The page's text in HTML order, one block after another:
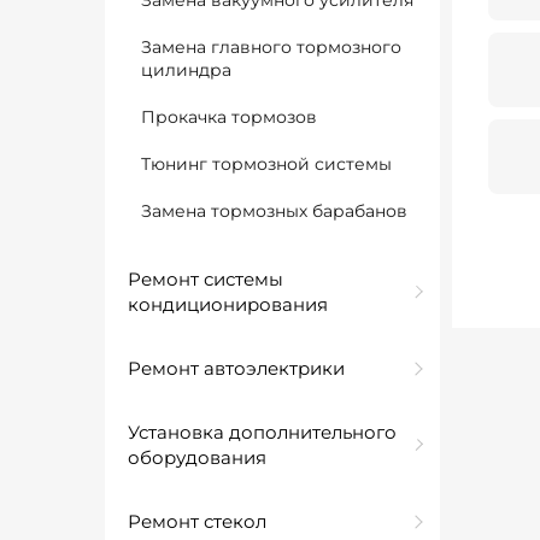
Замена главного тормозного
цилиндра
Прокачка тормозов
Тюнинг тормозной системы
Замена тормозных барабанов
Ремонт системы
кондиционирования
Ремонт автоэлектрики
Установка дополнительного
оборудования
Ремонт стекол